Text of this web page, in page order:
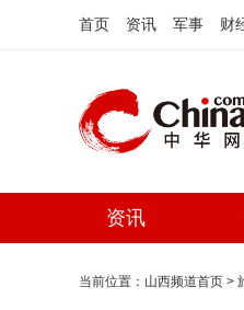
首页 资讯 军事 财
资讯
当前位置： 山西频道首页 >